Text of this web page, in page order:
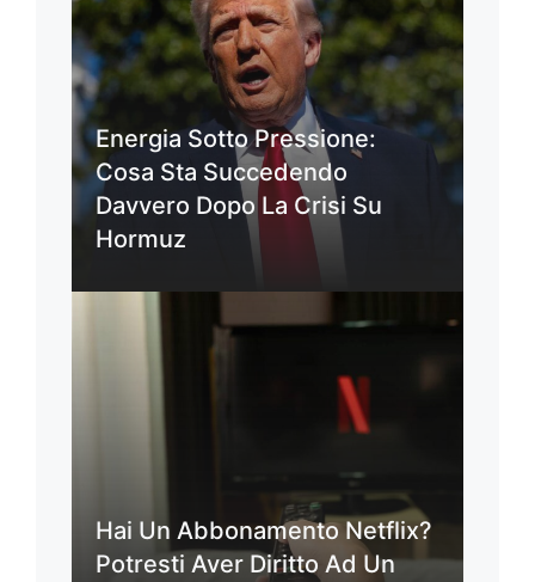
Energia Sotto Pressione:
Cosa Sta Succedendo
Davvero Dopo La Crisi Su
Hormuz
Hai Un Abbonamento Netflix?
Potresti Aver Diritto Ad Un